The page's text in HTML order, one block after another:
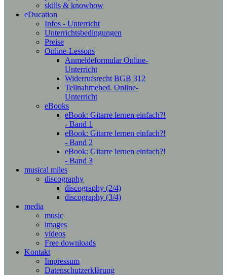
skills & knowhow
eDucation
Infos - Unterricht
Unterrichtsbedingungen
Preise
Online-Lessons
Anmeldeformular Online-
Unterricht
Widerrufsrecht BGB 312
Teilnahmebed. Online-
Unterricht
eBooks
eBook: Gitarre lernen einfach?!
- Band 1
eBook: Gitarre lernen einfach?!
- Band 2
eBook: Gitarre lernen einfach?!
- Band 3
musical miles
discography
discography (2/4)
discography (3/4)
media
music
images
videos
Free downloads
Kontakt
Impressum
Datenschutzerklärung